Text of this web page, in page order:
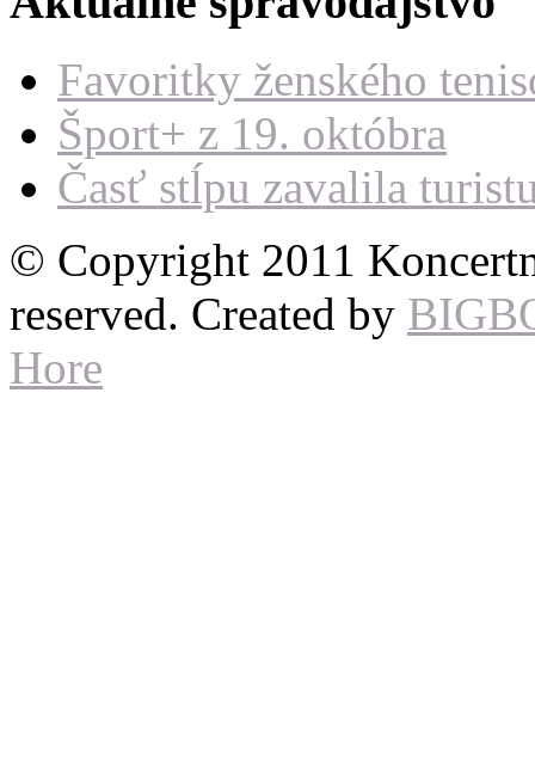
Favoritky ženského
Šport+ z 19. októbra
Časť stĺpu zavalila
© Copyright 2011
reserved. Created by
Hore